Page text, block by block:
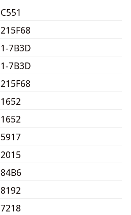
C551
215F68
1-7B3D
1-7B3D
215F68
1652
1652
5917
2015
84B6
8192
7218